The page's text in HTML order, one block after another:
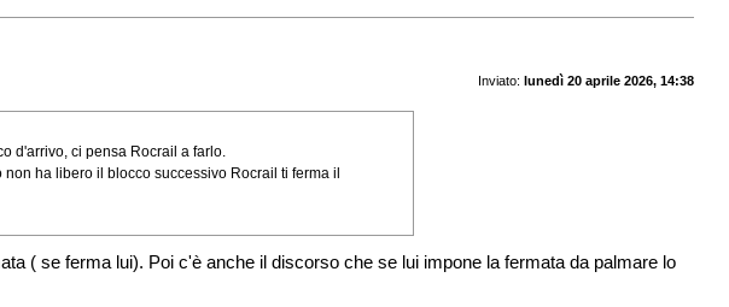
Inviato: lunedì 20 aprile 2026, 14:38
d'arrivo, ci pensa Rocrail a farlo.
ha libero il blocco successivo Rocrail ti ferma il
( se ferma lui). Poi c'è anche il discorso che se lui impone la fermata da palmare lo